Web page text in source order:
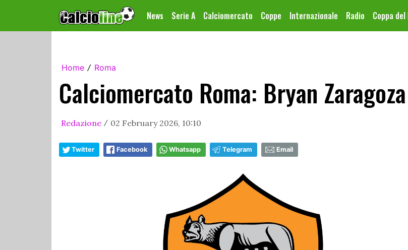
News Serie A Calciomercato Coppe Internazionale Radio Coppa del
Home / Roma
Calciomercato Roma: Bryan
Redazione / 02 February 2026, 10:10
Twitter Facebook Whatsapp Telegram Email